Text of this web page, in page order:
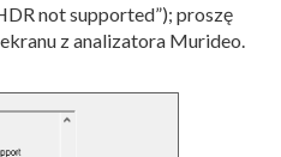
not supported”); proszę
z analizatora Murideo.